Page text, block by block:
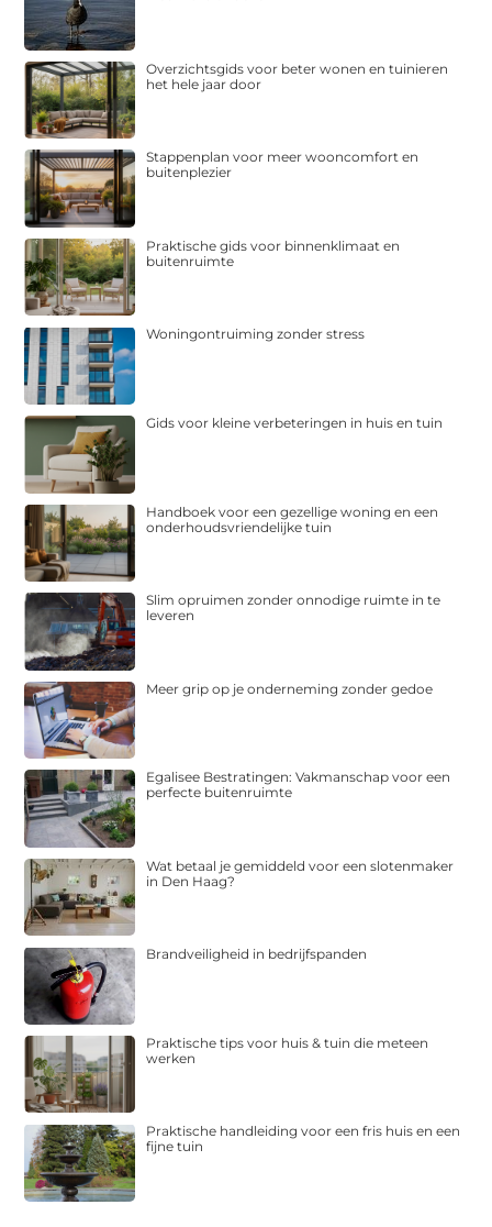
Overzichtsgids voor beter wonen en tuinieren
het hele jaar door
Stappenplan voor meer wooncomfort en
buitenplezier
Praktische gids voor binnenklimaat en
buitenruimte
Woningontruiming zonder stress
Gids voor kleine verbeteringen in huis en tuin
Handboek voor een gezellige woning en een
onderhoudsvriendelijke tuin
Slim opruimen zonder onnodige ruimte in te
leveren
Meer grip op je onderneming zonder gedoe
Egalisee Bestratingen: Vakmanschap voor een
perfecte buitenruimte
Wat betaal je gemiddeld voor een slotenmaker
in Den Haag?
Brandveiligheid in bedrijfspanden
Praktische tips voor huis & tuin die meteen
werken
Praktische handleiding voor een fris huis en een
fijne tuin